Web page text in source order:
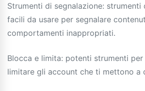
Strumenti di segnalazione: strumenti
facili da usare per segnalare
comportamenti inappropriati.
Blocca e limita: potenti strumenti
limitare gli account che ti mettono a